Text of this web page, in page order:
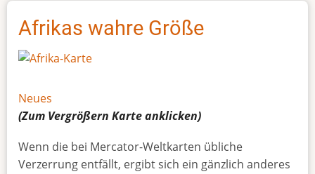
Afrikas wahre Größe
Neues
(Zum Vergrößern Karteanklicken)
Wenn die bei Mercator-Weltkarten übliche
Verzerrung entfällt, ergibt sich ein gänzlich anderes